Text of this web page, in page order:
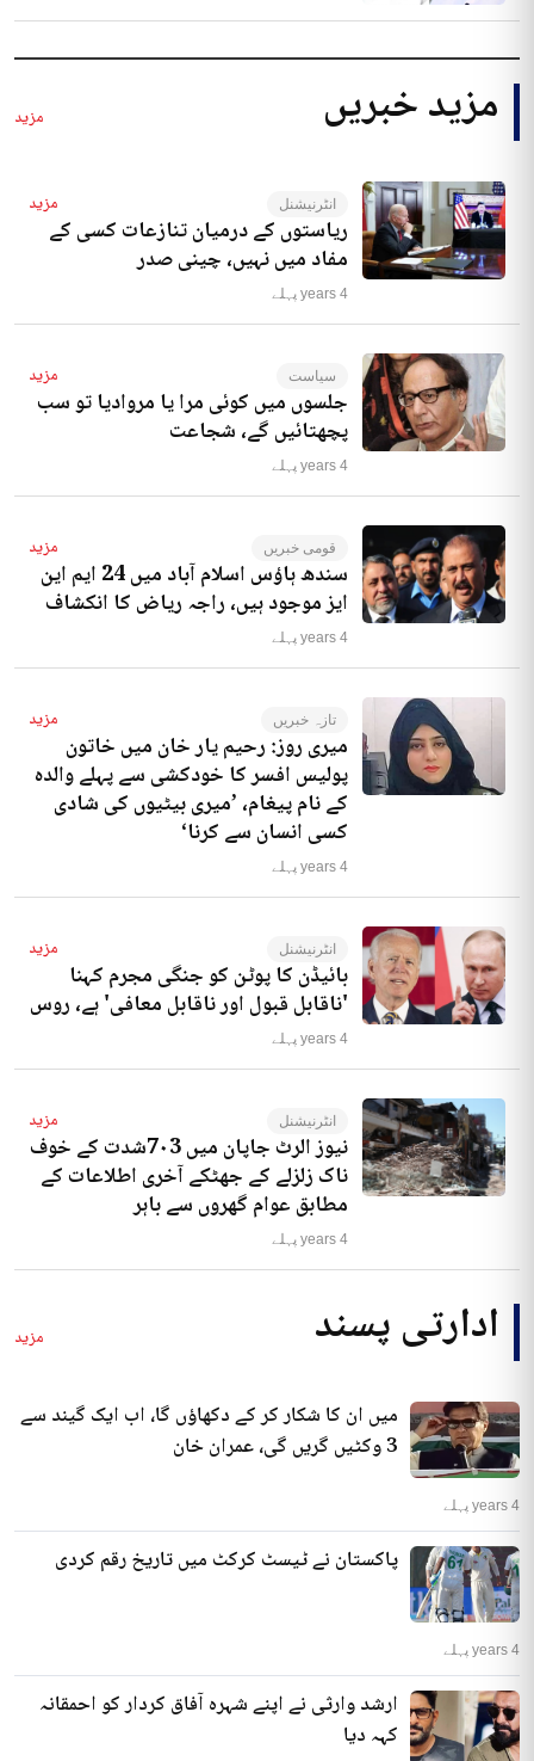
مزید خبریں مزید
انٹرنیشنل مزید
ریاستوں کے درمیان تنازعات کسی کے
مفاد میں نہیں، چینی صدر
4 years پہلے
سیاست مزید
جلسوں میں کوئی مرا یا مروادیا تو سب
پچھتائیں گے، شجاعت
4 years پہلے
قومی خبریں مزید
سندھ ہاؤس اسلام آباد میں 24 ایم این
ایز موجود ہیں، راجہ ریاض کا انکشاف
4 years پہلے
تازہ خبریں مزید
میری روز: رحیم یار خان میں خاتون
پولیس افسر کا خودکشی سے پہلے والدہ
کے نام پیغام، ’میری بیٹیوں کی شادی
کسی انسان سے کرنا‘
4 years پہلے
انٹرنیشنل مزید
بائیڈن کا پوٹن کو جنگی مجرم کہنا
'ناقابل قبول اور ناقابل معافی' ہے، روس
4 years پہلے
انٹرنیشنل مزید
نیوز الرٹ جاپان میں 7۰3شدت کے خوف
ناک زلزلے کے جھٹکے آخری اطلاعات کے
مطابق عوام گھروں سے باہر
4 years پہلے
ادارتی پسند مزید
میں ان کا شکار کر کے دکھاؤں گا، اب ایک گیند سے
3 وکٹیں گریں گی، عمران خان
4 years پہلے
پاکستان نے ٹیسٹ کرکٹ میں تاریخ رقم کردی
4 years پہلے
ارشد وارثی نے اپنے شہرہ آفاق کردار کو احمقانہ
کہہ دیا